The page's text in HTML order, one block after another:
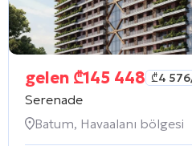
gelen ₾145 448 ₾4 576
Serenade
Batum, Havaalanı bölgesi